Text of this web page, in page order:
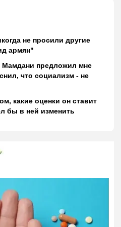
не просили другие
армян"
предложил мне
что социализм - не
какие оценки он ставит
бы в ней изменить